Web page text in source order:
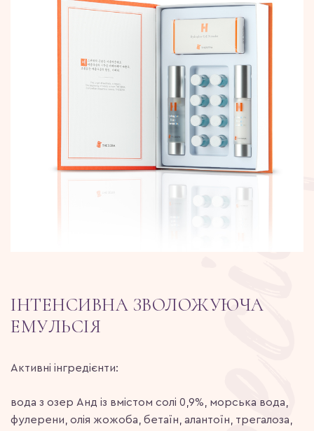
ІНТЕНСИВНА ЗВОЛОЖУЮЧА
ЕМУЛЬСІЯ
Активні інгредієнти:
вода з озер Анд із вмістом солі 0,9%, морська вода,
фулерени, олія жожоба, бетаїн, алантоїн, трегалоза,